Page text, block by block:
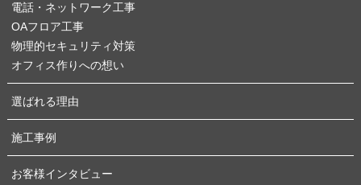
電話・ネットワーク工事
OAフロア工事
物理的セキュリティ対策
オフィス作りへの想い
選ばれる理由
施工事例
お客様インタビュー